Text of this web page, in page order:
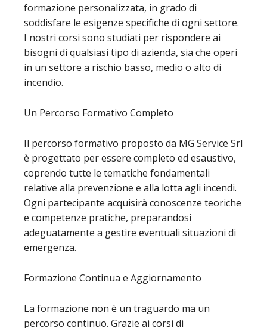
formazione personalizzata, in grado di
soddisfare le esigenze specifiche di ogni settore.
I nostri corsi sono studiati per rispondere ai
bisogni di qualsiasi tipo di azienda, sia che operi
in un settore a rischio basso, medio o alto di
incendio.
Un Percorso Formativo Completo
Il percorso formativo proposto da MG Service Srl
è progettato per essere completo ed esaustivo,
coprendo tutte le tematiche fondamentali
relative alla prevenzione e alla lotta agli incendi.
Ogni partecipante acquisirà conoscenze teoriche
e competenze pratiche, preparandosi
adeguatamente a gestire eventuali situazioni di
emergenza.
Formazione Continua e Aggiornamento
La formazione non è un traguardo ma un
percorso continuo. Grazie ai corsi di